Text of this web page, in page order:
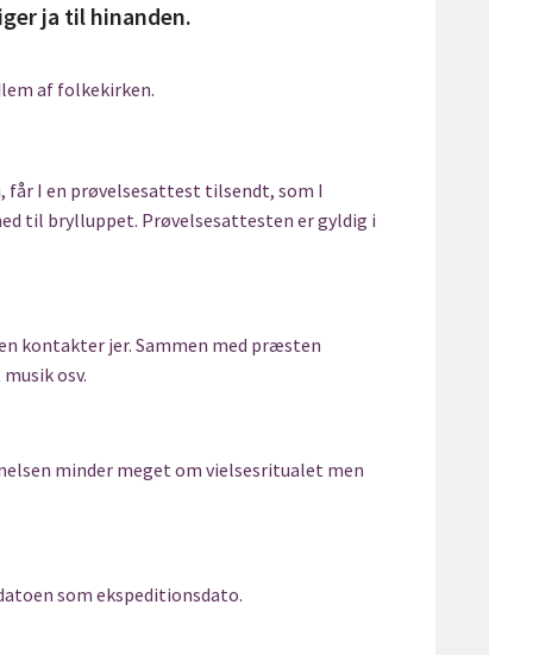
ja til hinanden.
af folkekirken.
får I en prøvelsesattest tilsendt, som I
til brylluppet. Prøvelsesattesten er gyldig i
kontakter jer. Sammen med præsten
osv.
minder meget om vielsesritualet men
som ekspeditionsdato.